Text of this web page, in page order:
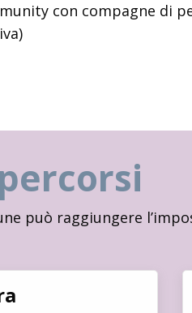
con compagne di
può raggiungere